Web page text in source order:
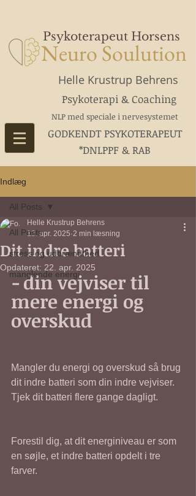
Psykoterapeut Horsens
Neuro Soulution
Helle Krustrup Behrens
Psykoterapi & Coaching
NLP med speciale i nervesystemet
GODKENDT PSYKOTERAPEUT
*DNLPPF & RAB
Indlæg
All Posts
stress og udbrændthed
manglende energi
All Posts
Dit indre batteri
Helle Krustrup Behrens
13. apr. 2025 2 min læsning
Opdateret: 22. apr. 2025
-din vejviser til
mere energi og
overskud
Mangler du energi og overskud så brug
dit indre batteri som din indre vejviser.
Tjek dit batteri flere gange dagligt.
Forestil dig, at dit energiniveau er som
en søjle, et indre batteri opdelt i tre
farver.